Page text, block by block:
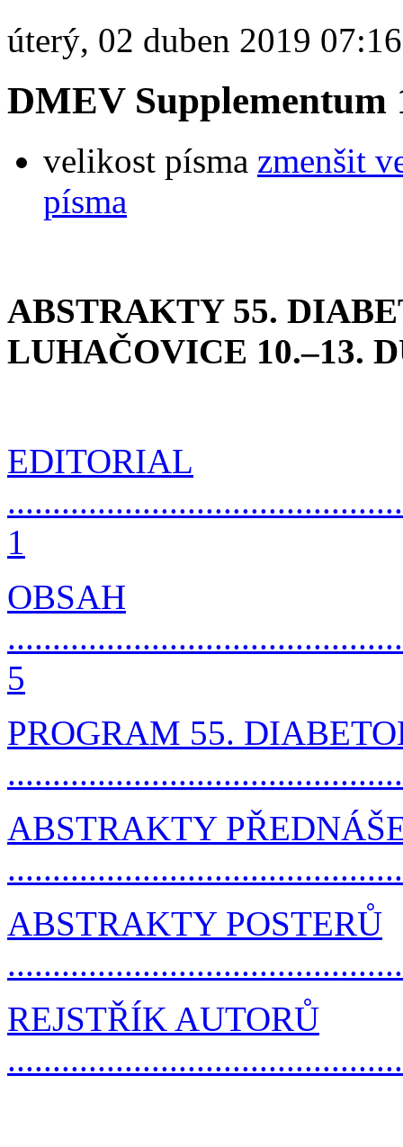
úterý, 02 duben 2019 07:16
DMEV Supplementum
velikost písma zmenšit
písma
ABSTRAKTY 55.
LUHAČOVICE 10.–13.
EDITORIAL
1
OBSAH
5
PROGRAM 55.
ABSTRAKTY
ABSTRAKTY POSTERŮ
REJSTŘÍK AUTORŮ